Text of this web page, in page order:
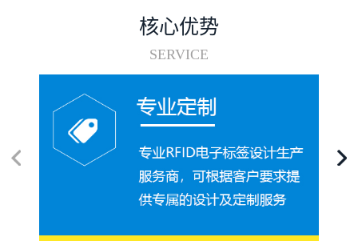
核心优势
SERVICE